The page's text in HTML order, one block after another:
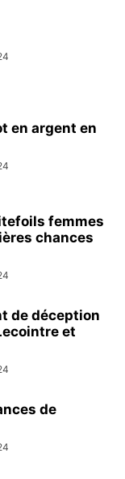
en argent en
femmes
chances
de déception
et
de